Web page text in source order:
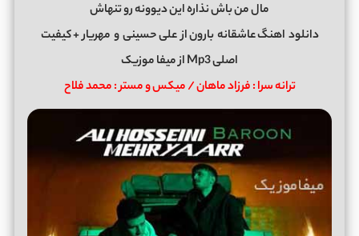
مال من باش نذاره این دیوونه رو تنهاش
دانلود اهنگ عاشقانهبارون ازعلی حسینیو مهریار+ کیفیت
اصلی Mp3 از میفا موزیک
ترانه سرا : فرزاد ماهان / میکس و مستر : محمد فلاح